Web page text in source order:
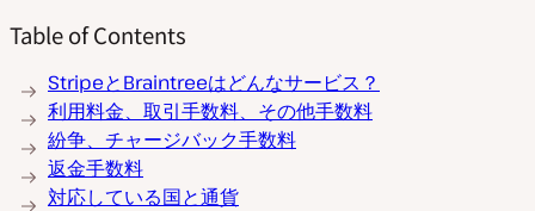
Table of Contents
StripeとBraintreeはどんなサービス？
利用料金、取引手数料、その他手数料
紛争、チャージバック手数料
返金手数料
対応している国と通貨